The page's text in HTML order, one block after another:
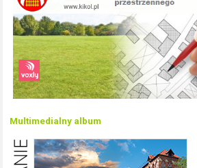
Multimedialny album